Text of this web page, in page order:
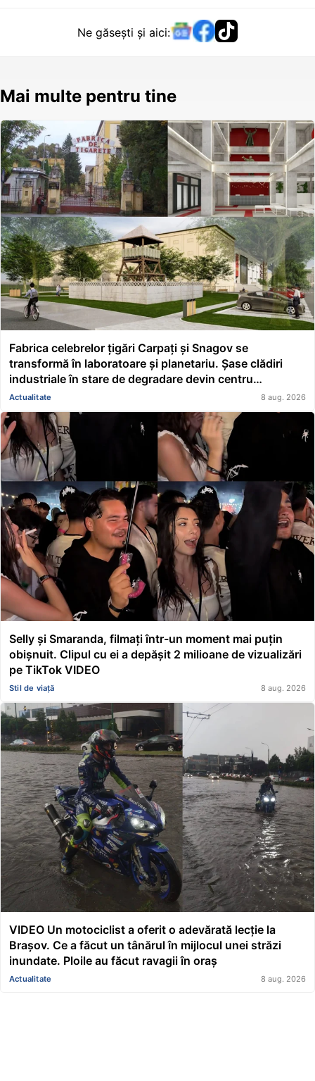
Ne găsești și aici:
Mai multe pentru tine
Fabrica celebrelor țigări Carpați și Snagov se
transformă în laboratoare și planetariu. Șase clădiri
industriale în stare de degradare devin centru
educațional și științific
Actualitate 8 aug. 2026
Selly și Smaranda, filmați într-un moment mai puțin
obișnuit. Clipul cu ei a depășit 2 milioane de vizualizări
pe TikTok VIDEO
Stil de viață 8 aug. 2026
VIDEO Un motociclist a oferit o adevărată lecție la
Brașov. Ce a făcut un tânărul în mijlocul unei străzi
inundate. Ploile au făcut ravagii în oraș
Actualitate 8 aug. 2026